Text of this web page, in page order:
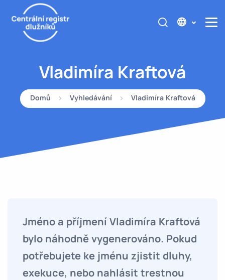
Vladimíra Kraftová
Domů Vyhledávání Vladimíra Kraftová
Jméno a příjmení Vladimíra Kraftová
bylo náhodně vygenerováno. Pokud
potřebujete ke jménu zjistit dluhy,
exekuce, nebo nahlásit trestnou